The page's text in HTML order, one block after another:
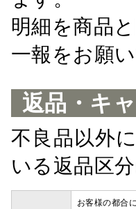
明細を商品
一報をお願
返品・キ
不良品以外
いる返品区
お客様の都合